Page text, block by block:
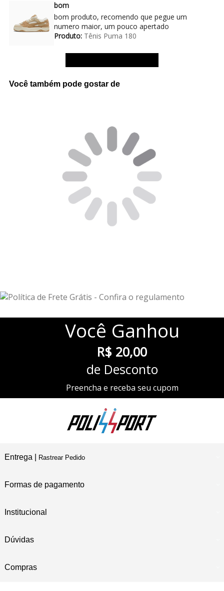
bom
bom produto, recomendo que pegue um
numero maior, um pouco apertado
Produto:Tênis Puma 180
Você também pode gostar de
Você Ganhou
R$ 20,00
de Desconto
Preencha e receba seu cupom
Entrega | Rastrear Pedido
Formas de pagamento
Institucional
Dúvidas
Compras